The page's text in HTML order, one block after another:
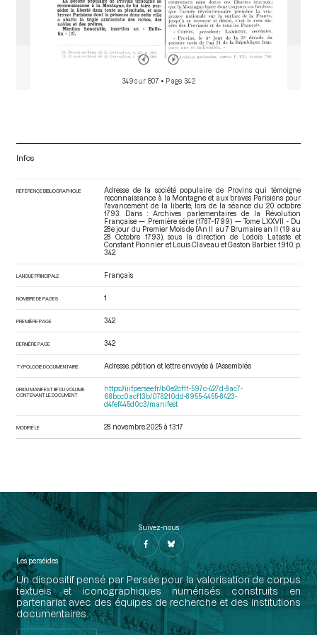
349 sur 807 • Page 342
Infos
RÉFÉRENCE BIBLIOGRAPHIQUE
Adresse de la société populaire de Provins qui témoigne
reconnaissance à la Montagne et aux braves Parisiens pour
l'avancement de la liberté, lors de la séance du 20 octobre
1793. Dans : Archives parlementaires de la Révolution
Française — Première série (1787-1799) — Tome LXXVII - Du
28e jour du Premier Mois de l’An II au 7 Brumaire an II (19 au
28 Octobre 1793), sous la direction de Lodoïs Lataste et
Constant Pionnier et Louis Claveau et Gaston Barbier. 1910. p.
342.
LANGUE PRINCIPALE Français
NOMBRE DE PAGES 1
PREMIÈRE PAGE 342
DERNIÈRE PAGE 342
TYPOLOGIE DOCUMENTAIRE Adresse, pétition et lettre envoyée à l’Assemblée
URI DU MANIFEST IIIF DU VOLUME
CONTENANT LE DOCUMENT
https://iiif.persee.fr/b0e2cf11-597c-427d-8ac7-
68bcc0acf13b/078210dd-8955-4455-8423-
d4fef445d0c3/manifest
MODIFIÉ LE 28 novembre 2025 à 13:17
Suivez-nous
Les perséides
Un dispositif pensé par Persée pour la valorisation de corpus
textuels et iconographiques numérisés construits en
partenariat avec des équipes de recherche et des institutions
documentaires.